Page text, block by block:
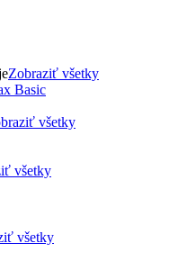
Zobraziť všetky
všetky
všetky
všetky